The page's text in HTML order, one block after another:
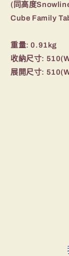
(同高度
Cube Family
重量: 0.91kg
收納尺寸:
展開尺寸: